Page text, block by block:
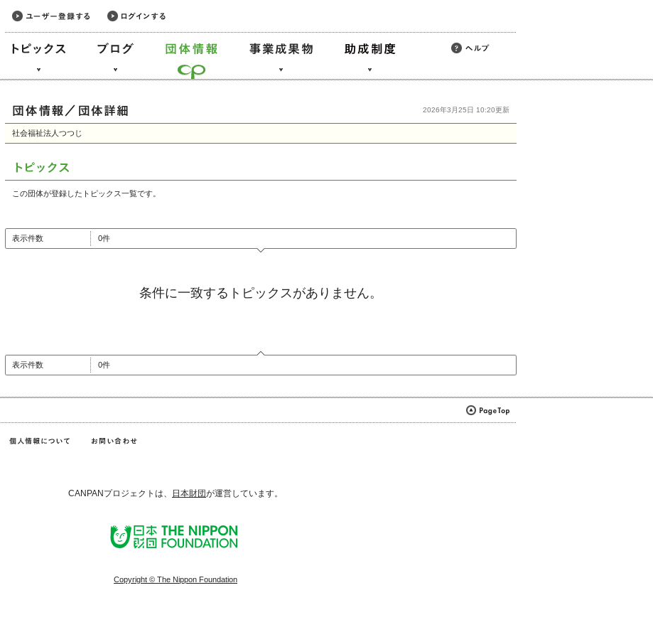
2026年3月25日 10:20更新
社会福祉法人つつじ
この団体が登録したトピックス一覧です。
表示件数 0件
条件に一致するトピックスがありません。
表示件数 0件
CANPANプロジェクトは、 日本財団が運営しています。
Copyright © The Nippon Foundation